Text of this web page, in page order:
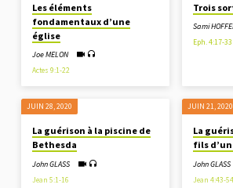
Les éléments
fondamentaux d’une
église
Joe MELON
Actes 9:1-22
Trois
Sami
Eph. 4:17-33
JUIN 28, 2020
La guérison à la piscine de
Bethesda
John GLASS
Jean 5:1-16
JUIN 21, 2020
La
fils
John GLASS
Jean 4:43-54